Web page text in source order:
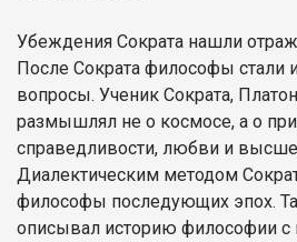
Убеждения Сократа нашли
После Сократа философы стали
вопросы. Ученик Сократа,
размышлял не о космосе, а о
справедливости, любви и
Диалектическим методом
философы последующих эпох.
описывал историю философии